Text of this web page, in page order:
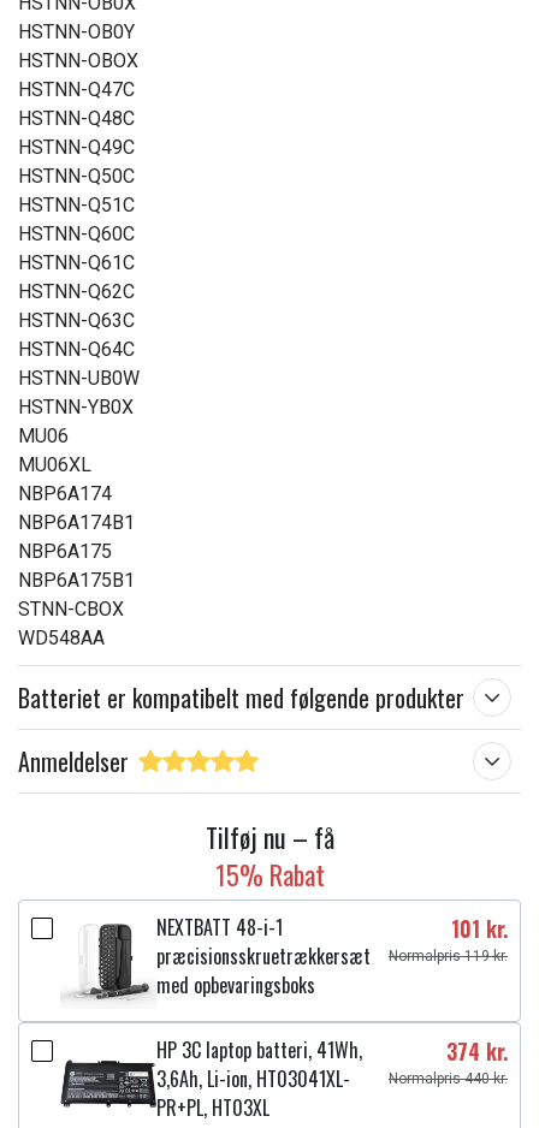
HSTNN-OB0Y
HSTNN-OBOX
HSTNN-Q47C
HSTNN-Q48C
HSTNN-Q49C
HSTNN-Q50C
HSTNN-Q51C
HSTNN-Q60C
HSTNN-Q61C
HSTNN-Q62C
HSTNN-Q63C
HSTNN-Q64C
HSTNN-UB0W
HSTNN-YB0X
MU06
MU06XL
NBP6A174
NBP6A174B1
NBP6A175
NBP6A175B1
STNN-CBOX
WD548AA
Batteriet er kompatibelt med følgende produkter
Anmeldelser
Tilføj nu – få
15% Rabat
NEXTBATT 48-i-1
præcisionsskruetrækkersæt
med opbevaringsboks
101 kr.
Normalpris 119 kr.
HP 3C laptop batteri, 41Wh,
3,6Ah, Li-ion, HT03041XL-
PR+PL, HT03XL
374 kr.
Normalpris 440 kr.